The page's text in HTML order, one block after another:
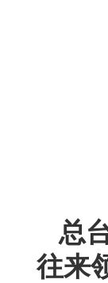
总
往来